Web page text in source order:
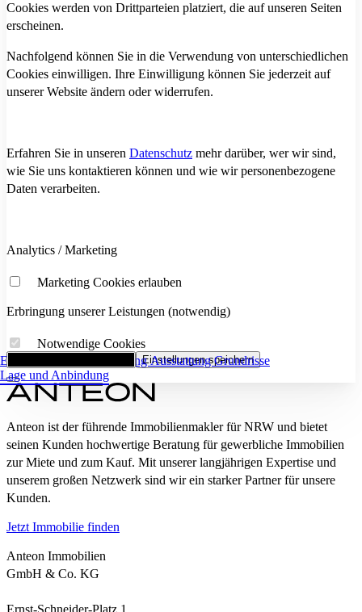
Eckdaten FlächenaufstellungAusstattungGrundrisse
Lage und Anbindung
Cookies werden von Drittparteien platziert, die auf unseren Seiten
erscheinen.
Nachfolgend können Sie in die Verwendung von unterschiedlichen
Cookies einwilligen. Ihre Einwilligung können Sie jederzeit auf
unserer Website ändern oder widerrufen.
Erfahren Sie in unseren Datenschutz mehr darüber, wer wir sind,
wie Sie uns kontaktieren können und wie wir personenbezogene
Daten verarbeiten.
Analytics / Marketing
Marketing Cookies erlauben
Erbringung unserer Leistungen (notwendig)
Notwendige Cookies
Einstellungen speichern
Anteon ist der führende Immobilienmakler für NRW und bietet
seinen Kunden hochwertige Beratung für gewerbliche Immobilien
zur Miete und zum Kauf. Mit unserer langjährigen Expertise und
unserem großen Netzwerk sind wir ein starker Partner für unsere
Kunden.
Jetzt Immobilie finden
Anteon Immobilien
GmbH & Co. KG